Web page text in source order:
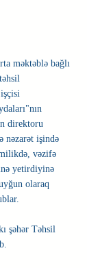
məktəblə bağlı
direktoru
nəzarət işində
vəzifə
yetirdiyinə
olaraq
şəhər Təhsil